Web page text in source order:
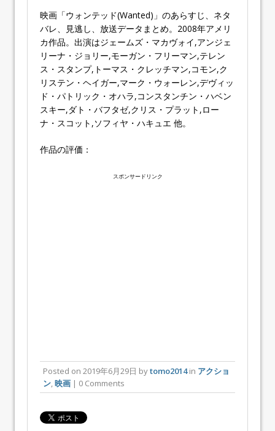
映画「ウォンテッド(Wanted)」のあらすじ、ネタ
バレ、見逃し、放送データまとめ。2008年アメリ
カ作品。出演はジェームズ・マカヴォイ,アンジェ
リーナ・ジョリー,モーガン・フリーマン,テレン
ス・スタンプ,トーマス・クレッチマン,コモン,ク
リステン・ヘイガー,マーク・ウォーレン,デヴィッ
ド・パトリック・オハラ,コンスタンチン・ハベン
スキー,ダト・バフタゼ,クリス・プラット,ロー
ナ・スコット,ソフィヤ・ハキュエ 他。
作品の評価：
スポンサードリンク
Posted on 2019年6月29日 bytomo2014in アクショ
ン 映画 | 0 Comments